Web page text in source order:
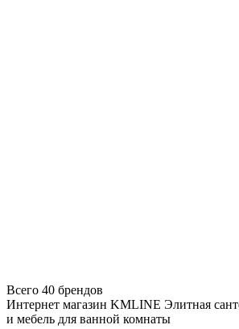
Всего 40 брендов
Интернет магазин KMLINE Элитная
и мебель для ванной комнаты